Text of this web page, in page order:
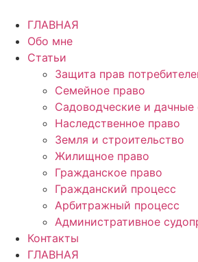
содержимому
ГЛАВНАЯ
Обо мне
Статьи
Защита прав
Семейное право
Садоводческие и дачные
Наследственное право
Земля и строительство
Жилищное право
Гражданское право
Гражданский процесс
Арбитражный процесс
Административное
Контакты
ГЛАВНАЯ